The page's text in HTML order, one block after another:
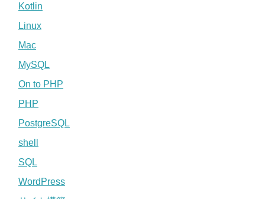
Kotlin
Linux
Mac
MySQL
On to PHP
PHP
PostgreSQL
shell
SQL
WordPress